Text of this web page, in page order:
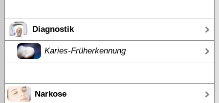
Diagnostik
Karies-Früherkennung
Narkose